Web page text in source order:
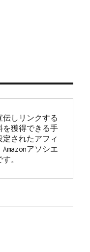
伝しリンクする
を獲得できる手
されたアフィ
アソシエ
。